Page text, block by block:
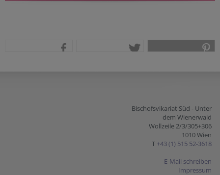
Bischofsvikariat Süd - Unter
dem Wienerwald
Wollzeile 2/3/305+306
1010 Wien
T +43 (1) 515 52-3618
E-Mail schreiben
Impressum